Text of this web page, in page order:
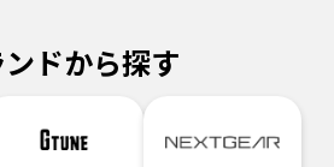
ンドから探す